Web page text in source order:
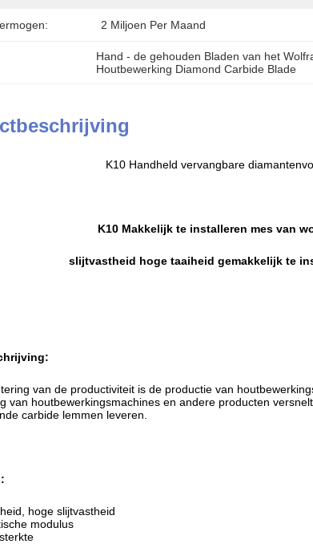
2 Miljoen Per Maand
Hand - de gehouden Bladen van het
Houtbewerking Diamond Carbide Blade
K10 Handheld vervangbare
K10 Makkelijk te installeren mes van
slijtvastheid hoge taaiheid gemakkelijk te
van de productiviteit is de productie van
van houtbewerkingsmachines en andere producten
carbide lemmen leveren.
hoge slijtvastheid
modulus